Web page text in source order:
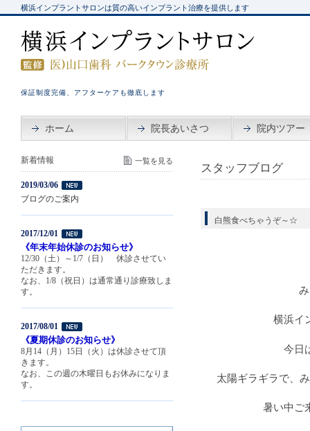
横浜インプラントサロンは質の高いインプラント治療を提供します
保証制度完備、アフターケアも徹底します
ホーム 院長あいさつ 院内ツアー
スタッフブログ
白熊食べちゃうぞ～☆
横浜イ
今日
太陽ギラギラで、
暑い中ご
新着情報 一覧を見る
2019/03/06
ブログのご案内
2017/12/01
《年末年始休診のお知らせ》
12/30（土）～1/7（日） 休診させてい
ただきます。
なお、1/8（祝日）は通常通り診療致しま
す。
2017/08/01
《夏期休診のお知らせ》
8月14（月）15日（火）は休診させて頂
きます。
なお、この週の木曜日もお休みになりま
す。